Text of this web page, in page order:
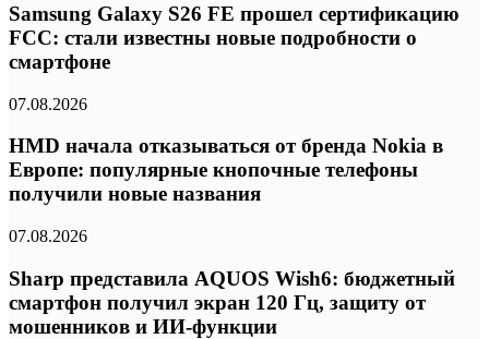
Samsung Galaxy S26 FE прошел сертификацию
FCC: стали известны новые подробности о
смартфоне
07.08.2026
HMD начала отказываться от бренда Nokia в
Европе: популярные кнопочные телефоны
получили новые названия
07.08.2026
Sharp представила AQUOS Wish6: бюджетный
смартфон получил экран 120 Гц, защиту от
мошенников и ИИ-функции